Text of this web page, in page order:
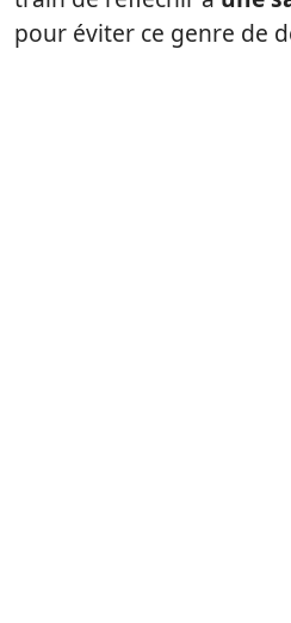
pour éviter ce genre de